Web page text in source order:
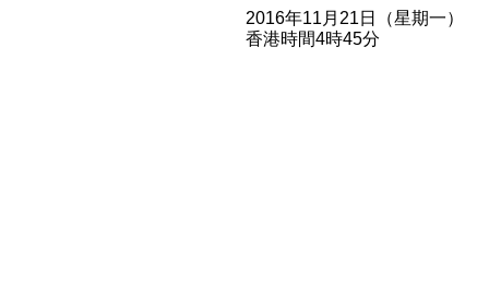
2016年11月21日（星期一）
香港時間4時45分